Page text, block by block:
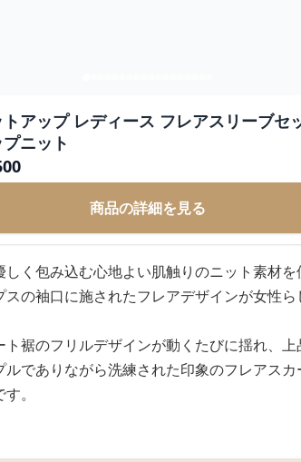
アップ レディース フレアスリーブセ
ニット
商品の詳細を見る
しく包み込む心地よい肌触りのニット素材
スの袖口に施されたフレアデザインが女性ら
ト裾のフリルデザインが動くたびに揺れ、上
ルでありながら洗練された印象のフレアス
。